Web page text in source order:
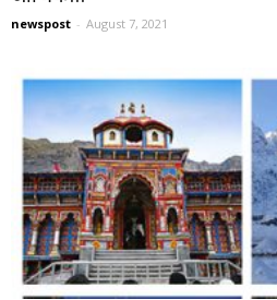
newspost - August 7, 2021